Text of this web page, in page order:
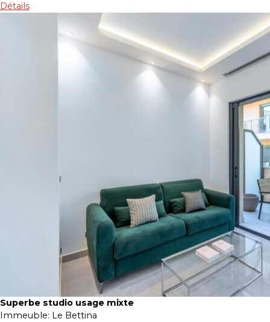
Détails
Superbe studio usage mixte
Immeuble: Le Bettina